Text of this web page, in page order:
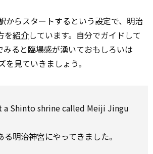
からスタートするという設定で、明治
を紹介しています。自分でガイドして
みると臨場感が湧いておもしろいは
を見ていきましょう。
a Shintoshrinecalled Meiji Jingu
る明治神宮にやってきました。